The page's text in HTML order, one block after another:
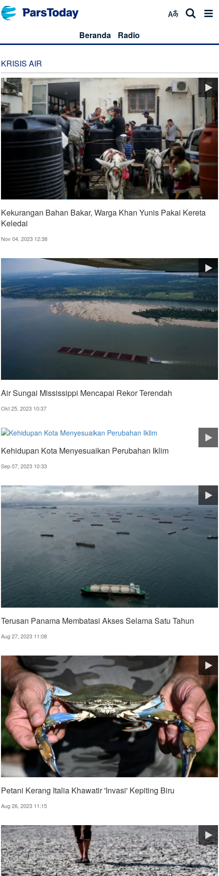
Beranda Radio
KRISIS AIR
Kekurangan Bahan Bakar, Warga Khan Yunis Pakai Kereta
Keledai
Nov 04, 2023 12:38
Air Sungai Mississippi Mencapai Rekor Terendah
Okt 25, 2023 10:37
Kehidupan Kota Menyesuaikan Perubahan Iklim
Sep 07, 2023 10:33
Terusan Panama Membatasi Akses Selama Satu Tahun
Aug 27, 2023 11:08
Petani Kerang Italia Khawatir 'Invasi' Kepiting Biru
Aug 26, 2023 11:15